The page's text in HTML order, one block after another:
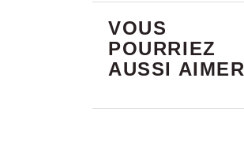
VOUS
POURRIEZ
AUSSI AIMER